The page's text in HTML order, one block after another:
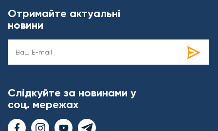
Отримайте актуальні
новини
Слідкуйте за новинами у
соц. мережах